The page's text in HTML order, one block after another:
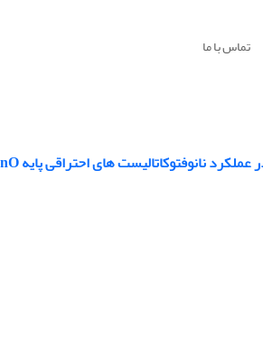
تماس با ما